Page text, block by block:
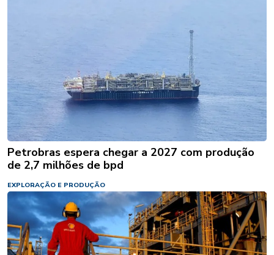
Petrobras espera chegar a 2027 com produção
de 2,7 milhões de bpd
EXPLORAÇÃO E PRODUÇÃO